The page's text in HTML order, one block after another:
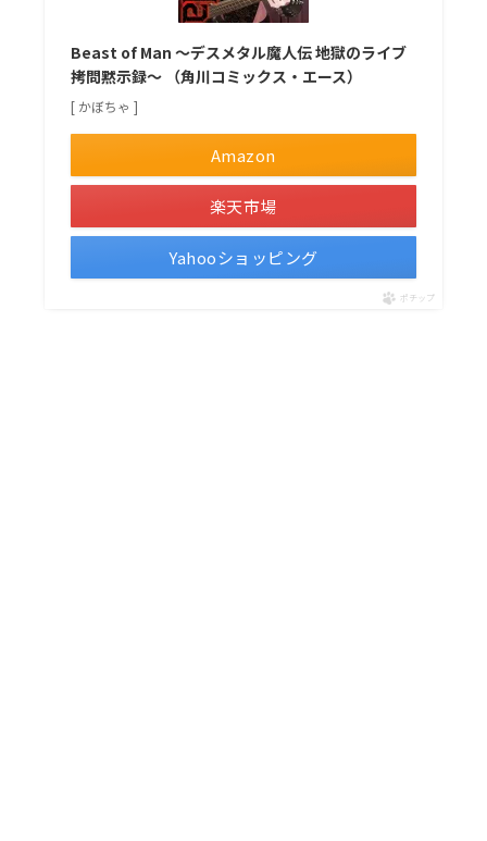
Beast of Man ～デスメタル魔人伝 地獄のライブ
拷問黙示録～ （角川コミックス・エース）
[ かぼちゃ ]
Amazon
楽天市場
Yahooショッピング
ポチップ